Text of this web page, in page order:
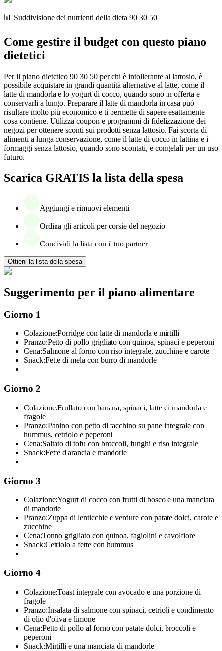
📊 Suddivisione dei nutrienti della dieta 90 30 50
Come gestire il budget con questo piano
dietetici
Per il piano dietetico 90 30 50 per chi è intollerante al lattosio, è
possibile acquistare in grandi quantità alternative al latte, come il
latte di mandorla e lo yogurt di cocco, quando sono in offerta e
conservarli a lungo. Preparare il latte di mandorla in casa può
risultare molto più economico e ti permette di sapere esattamente
cosa contiene. Utilizza coupon e programmi di fidelizzazione dei
negozi per ottenere sconti sui prodotti senza lattosio. Fai scorta di
alimenti a lunga conservazione, come il latte di cocco in lattina e i
formaggi senza lattosio, quando sono scontati, e congelali per un uso
futuro.
Scarica GRATIS la lista della spesa
Aggiungi e rimuovi elementi
Ordina gli articoli per corsie del negozio
Condividi la lista con il tuo partner
Ottieni la lista della spesa
Suggerimento per il piano alimentare
Giorno 1
Colazione:Porridge con latte di mandorla e mirtilli
Pranzo:Petto di pollo grigliato con quinoa, spinaci e peperoni
Cena:Salmone al forno con riso integrale, zucchine e carote
Snack:Fette di mela con burro di mandorle
Giorno 2
Colazione:Frullato con banana, spinaci, latte di mandorla e
fragole
Pranzo:Panino con petto di tacchino su pane integrale con
hummus, cetriolo e peperoni
Cena:Saltato di tofu con broccoli, funghi e riso integrale
Snack:Fette d'arancia e mandorle
Giorno 3
Colazione:Yogurt di cocco con frutti di bosco e una manciata
di mandorle
Pranzo:Zuppa di lenticchie e verdure con patate dolci, carote e
zucchine
Cena:Tonno grigliato con quinoa, fagiolini e cavolfiore
Snack:Cetriolo a fette con hummus
Giorno 4
Colazione:Toast integrale con avocado e una porzione di
fragole
Pranzo:Insalata di salmone con spinaci, cetrioli e condimento
di olio d'oliva e limone
Cena:Petto di pollo al forno con patate dolci, broccoli e
peperoni
Snack:Mirtilli e una manciata di mandorle